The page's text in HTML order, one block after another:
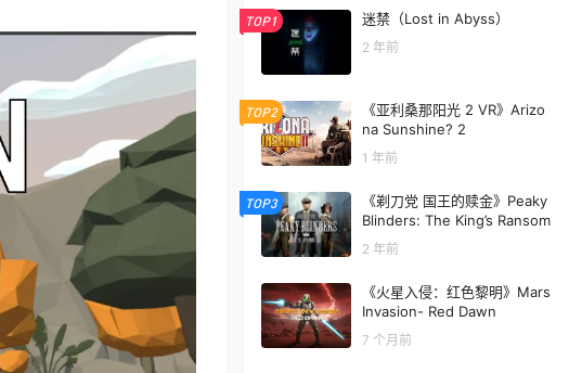
TOP1 迷禁（Lost in Abyss）
2 年前
TOP2
《亚利桑那阳光 2 VR》Arizo
na Sunshine? 2
1 年前
TOP3
《剃刀党 国王的赎金》Peaky
Blinders: The King’s Ransom
2 年前
《火星入侵：红色黎明》Mars
Invasion- Red Dawn
7 个月前